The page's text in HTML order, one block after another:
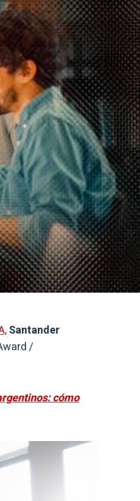
Santander
/
cómo